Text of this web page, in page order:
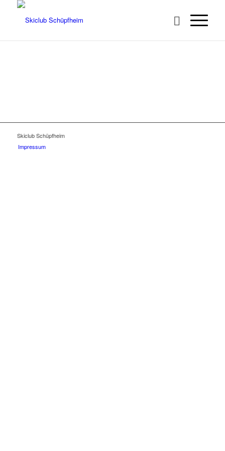
Skiclub Schüpfheim
Impressum